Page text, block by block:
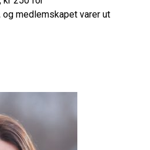
medlemskapet varer ut